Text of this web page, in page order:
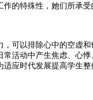
的特殊性，她们所承
可以排除心中的空虚
活动中产生焦虑、心
应时代发展提高学生